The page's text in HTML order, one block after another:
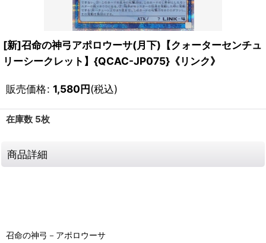
[新]召命の神弓アポロウーサ(月下)【クォーターセンチュ
リーシークレット】{QCAC-JP075}《リンク》
販売価格: 1,580円(税込)
在庫数 5枚
商品詳細
召命の神弓－アポロウーサ